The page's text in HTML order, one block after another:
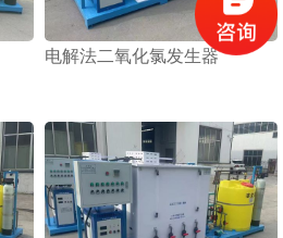
电解法二氧化氯发生器